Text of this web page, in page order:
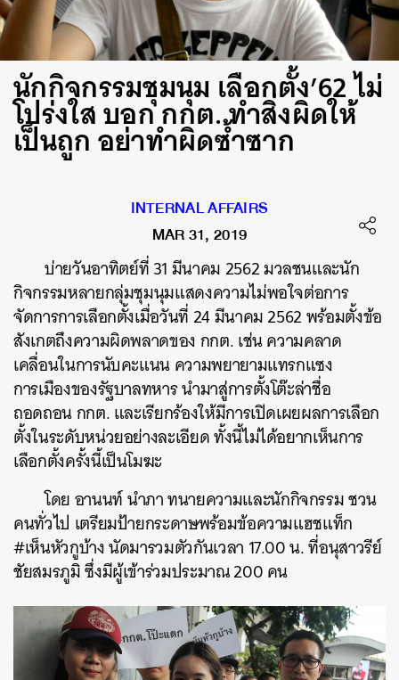
นักกิจกรรมชุมนุม เลือกตั้ง’62 ไม่
โปร่งใส บอก กกต. ทำสิ่งผิดให้
เป็นถูก อย่าทำผิดซ้ำซาก
INTERNAL AFFAIRS
MAR 31, 2019
บ่ายวันอาทิตย์ที่ 31 มีนาคม 2562 มวลชนและนัก
กิจกรรมหลายกลุ่มชุมนุมแสดงความไม่พอใจต่อการ
จัดการการเลือกตั้งเมื่อวันที่ 24 มีนาคม 2562 พร้อมตั้งข้อ
สังเกตถึงความผิดพลาดของ กกต. เช่น ความคลาด
เคลื่อนในการนับคะแนน ความพยายามแทรกแซง
การเมืองของรัฐบาลทหาร นำมาสู่การตั้งโต๊ะล่าชื่อ
ถอดถอน กกต. และเรียกร้องให้มีการเปิดเผยผลการเลือก
ตั้งในระดับหน่วยอย่างละเอียด ทั้งนี้ไม่ได้อยากเห็นการ
เลือกตั้งครั้งนี้เป็นโมฆะ
โดย อานนท์ นำภา ทนายความและนักกิจกรรม ชวน
คนทั่วไป เตรียมป้ายกระดาษพร้อมข้อความแฮชแท็ก
#เห็นหัวกูบ้าง นัดมารวมตัวกันเวลา 17.00 น. ที่อนุสาวรีย์
ชัยสมรภูมิ ซึ่งมีผู้เข้าร่วมประมาณ 200 คน